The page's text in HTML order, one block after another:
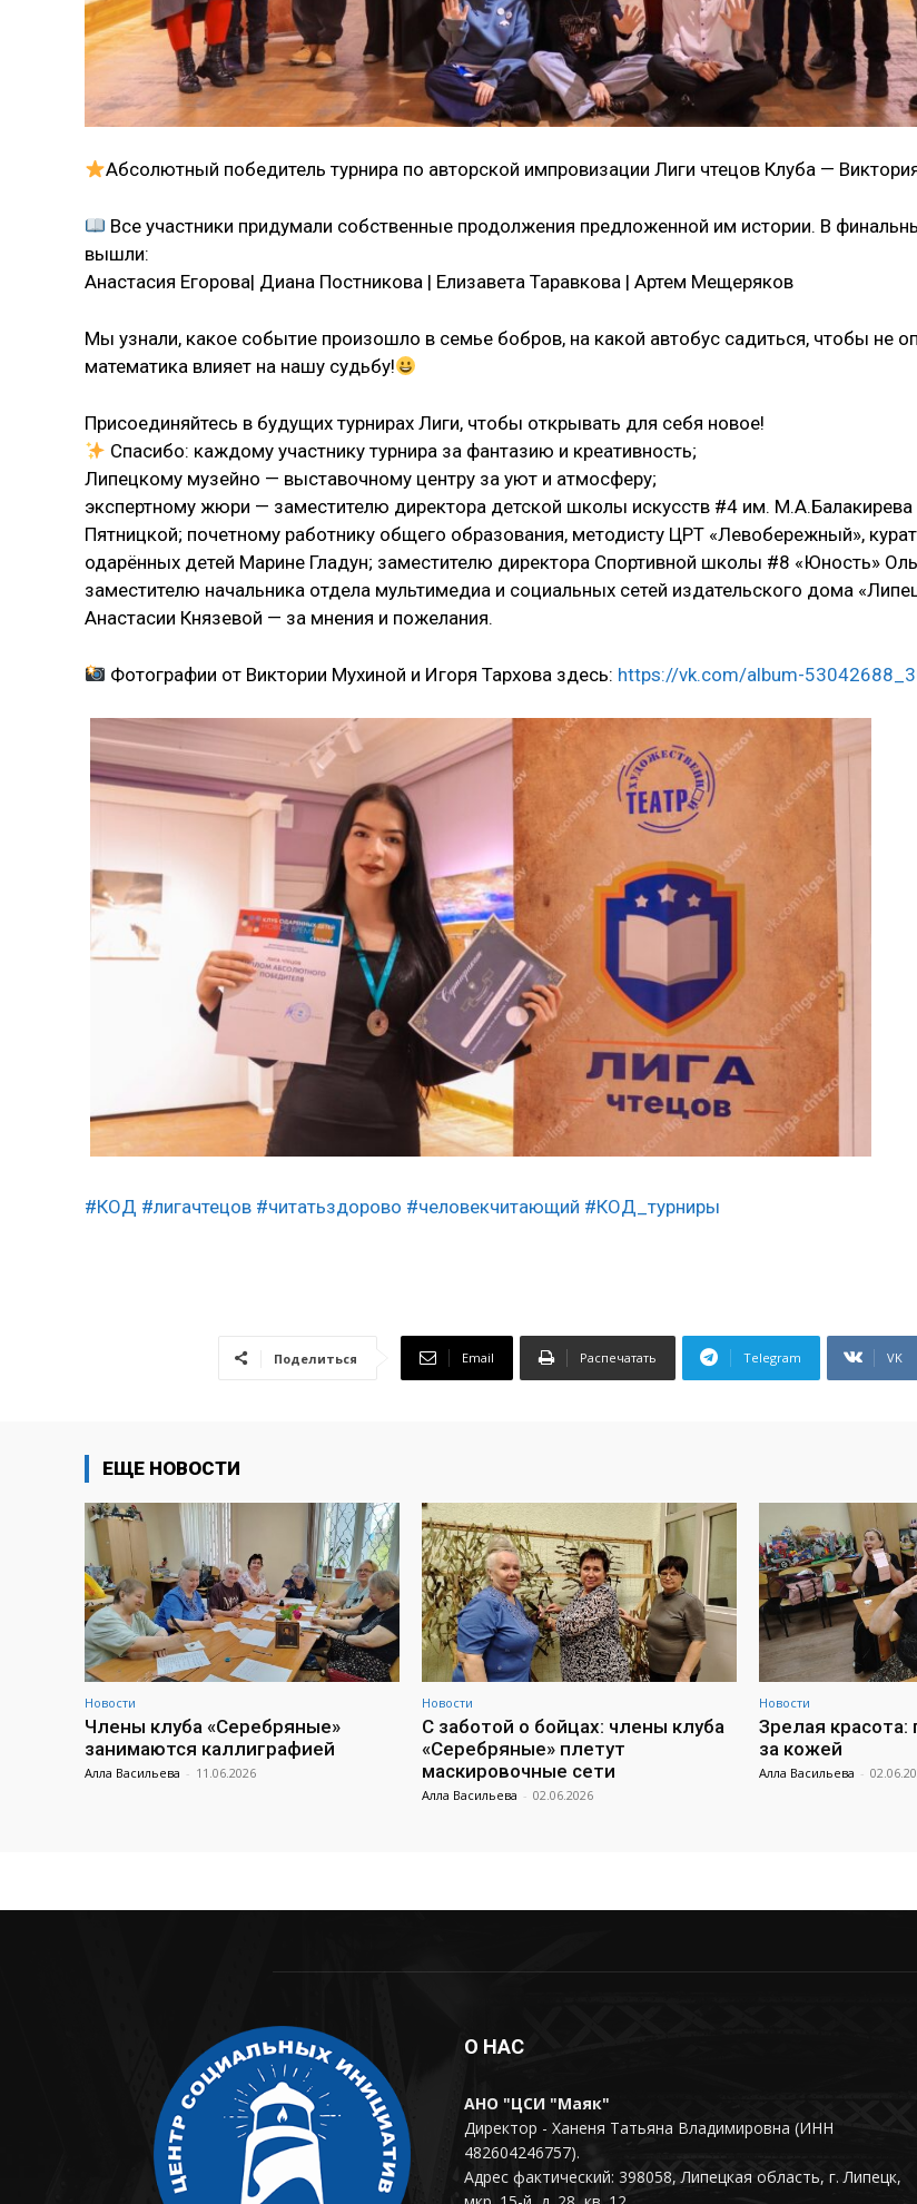
Абсолютный победитель турнира по авторской импровизации Лиги чтецов Клуба —
Все участники придумали собственные продолжения предложенной им истории. В
вышли:
Анастасия Егорова| Диана Постникова | Елизавета Таравкова | Артем Мещеряков
Мы узнали, какое событие произошло в семье бобров, на какой автобус садиться, чтобы не
математика влияет на нашу судьбу!
Присоединяйтесь в будущих турнирах Лиги, чтобы открывать для себя новое!
Спасибо: каждому участнику турнира за фантазию и креативность;
Липецкому музейно — выставочному центру за уют и атмосферу;
экспертному жюри — заместителю директора детской школы искусств #4 им. М.А.Балакирева
Пятницкой; почетному работнику общего образования, методисту ЦРТ «Левобережный»,
одарённых детей Марине Гладун; заместителю директора Спортивной школы #8 «Юность»
заместителю начальника отдела мультимедиа и социальных сетей издательского дома
Анастасии Князевой — за мнения и пожелания.
Фотографии от Виктории Мухиной и Игоря Тархова здесь: https://vk.com/album-
#КОД #лигачтецов #читатьздорово #человекчитающий #КОД_турниры
Поделиться Email Распечатать Telegram VK
ЕЩЕ НОВОСТИ
Новости
Члены клуба «Серебряные»
занимаются каллиграфией
Алла Васильева - 11.06.2026
Новости
С заботой о бойцах: члены клуба
«Серебряные» плетут
маскировочные сети
Алла Васильева - 02.06.2026
Новости
Зрелая
за кожей
Алла Васильева -
О НАС
АНО "ЦСИ "Маяк"
Директор - Ханеня Татьяна Владимировна (ИНН
482604246757).
Адрес фактический: 398058, Липецкая область, г. Липецк,